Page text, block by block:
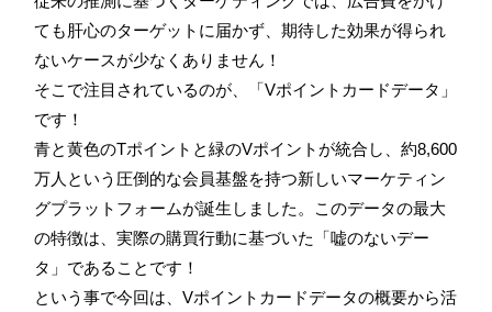
ても肝心のターゲットに届かず、期待した効果が得られ
ないケースが少なくありません！
そこで注目されているのが、「Vポイントカードデータ」
です！
青と黄色のTポイントと緑のVポイントが統合し、約8,600
万人という圧倒的な会員基盤を持つ新しいマーケティン
グプラットフォームが誕生しました。このデータの最大
の特徴は、実際の購買行動に基づいた「嘘のないデー
タ」であることです！
という事で今回は、Vポイントカードデータの概要から活